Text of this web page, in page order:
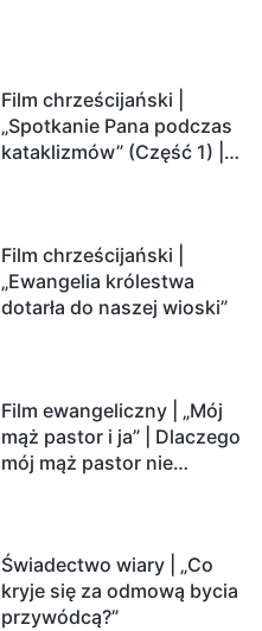
Film chrześcijański |
„Spotkanie Pana podczas
kataklizmów” (Część 1) |
Film chrześcijański |
„Ewangelia królestwa
dotarła do naszej wioski”
Film ewangeliczny | „Mój
mąż pastor i ja” | Dlaczego
mój mąż pastor nie
Świadectwo wiary | „Co
kryje się za odmową bycia
przywódcą?”